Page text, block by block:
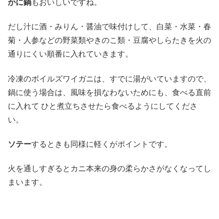
かに鍋もおいしいですね。
だし汁に酒・みりん・醤油で味付けして、白菜・水菜・春
菊・人参などの野菜類やきのこ類・豆腐やしらたきを火の
通りにくい順番に入れていきます。
冷凍のボイルズワイガニは、すでに湯がいていますので、
鍋に使う場合は、風味を損なわないためにも、食べる直前
に入れて ひと煮立ちさせたら食べるようにしてくださ
い。
ソテーするときも同様に軽くがポイントです。
火を通しすぎるとカニ本来の身の柔らかさがなくなってし
まいます。